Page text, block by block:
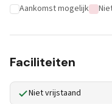
Aankomst mogelijk
Faciliteiten
Niet vrijstaand